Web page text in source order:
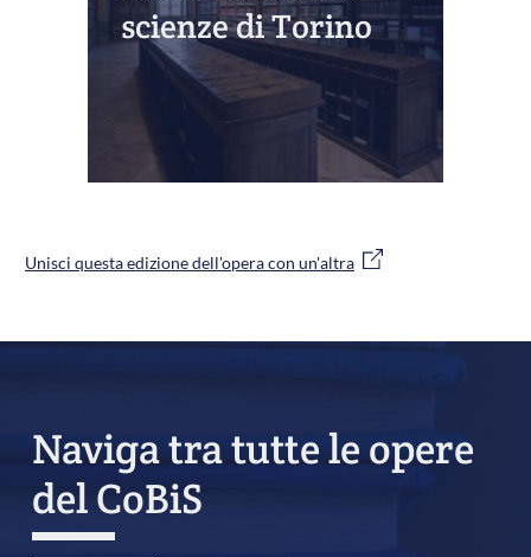
scienze di Torino
Unisci questa edizione dell'opera con un'altra
Naviga tra tutte le opere
del CoBiS